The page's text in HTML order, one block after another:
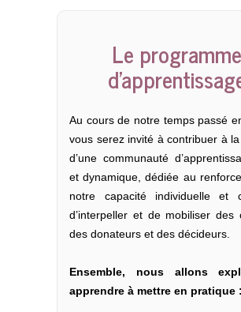
Le programme
Au cours de notre temps passé
vous serez invité à contribuer à
d’une communauté
et dynamique, dédiée au
notre capacité individuelle et
d’interpeller et de mobiliser des
des donateurs et des décideurs.
Ensemble, nous allons
apprendre à mettre en pratique :